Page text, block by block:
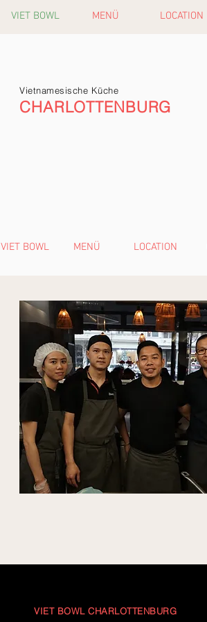
VIET BOWL MENÜ LOCATION
Vietnamesische Küche
CHARLOTTENBURG
VIET BOWL MENÜ LOCATION
VIET BOWL CHARLOTTENBURG